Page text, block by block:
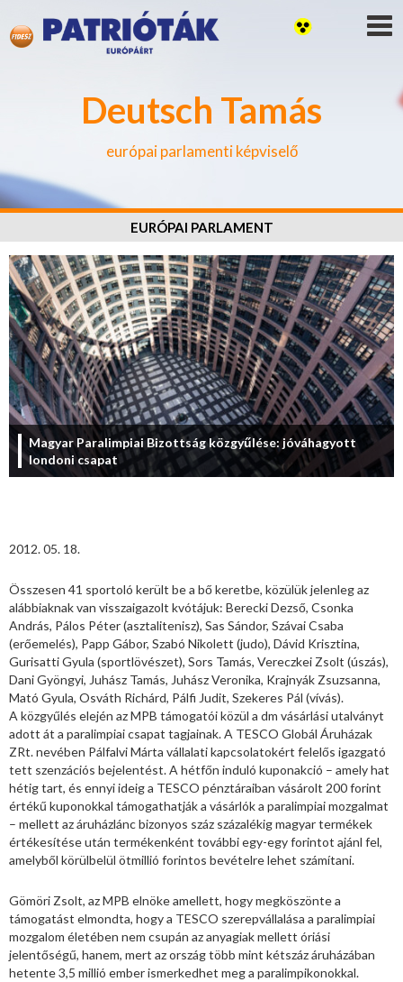
Deutsch Tamás
európai parlamenti képviselő
EURÓPAI PARLAMENT
Magyar Paralimpiai Bizottság közgyűlése: jóváhagyott
londoni csapat
2012. 05. 18.
Összesen 41 sportoló került be a bő keretbe, közülük jelenleg az
alábbiaknak van visszaigazolt kvótájuk: Berecki Dezső, Csonka
András, Pálos Péter (asztalitenisz), Sas Sándor, Szávai Csaba
(erőemelés), Papp Gábor, Szabó Nikolett (judo), Dávid Krisztina,
Gurisatti Gyula (sportlövészet), Sors Tamás, Vereczkei Zsolt (úszás),
Dani Gyöngyi, Juhász Tamás, Juhász Veronika, Krajnyák Zsuzsanna,
Mató Gyula, Osváth Richárd, Pálfi Judit, Szekeres Pál (vívás).
A közgyűlés elején az MPB támogatói közül a dm vásárlási utalványt
adott át a paralimpiai csapat tagjainak. A TESCO Globál Áruházak
ZRt. nevében Pálfalvi Márta vállalati kapcsolatokért felelős igazgató
tett szenzációs bejelentést. A hétfőn induló kuponakció – amely hat
hétig tart, és ennyi ideig a TESCO pénztáraiban vásárolt 200 forint
értékű kuponokkal támogathatják a vásárlók a paralimpiai mozgalmat
– mellett az áruházlánc bizonyos száz százalékig magyar termékek
értékesítése után termékenként további egy-egy forintot ajánl fel,
amelyből körülbelül ötmillió forintos bevételre lehet számítani.
Gömöri Zsolt, az MPB elnöke amellett, hogy megköszönte a
támogatást elmondta, hogy a TESCO szerepvállalása a paralimpiai
mozgalom életében nem csupán az anyagiak mellett óriási
jelentőségű, hanem, mert az ország több mint kétszáz áruházában
hetente 3,5 millió ember ismerkedhet meg a paralimpikonokkal.